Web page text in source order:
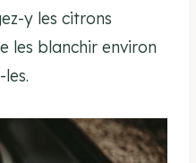
y les citrons
les blanchir environ